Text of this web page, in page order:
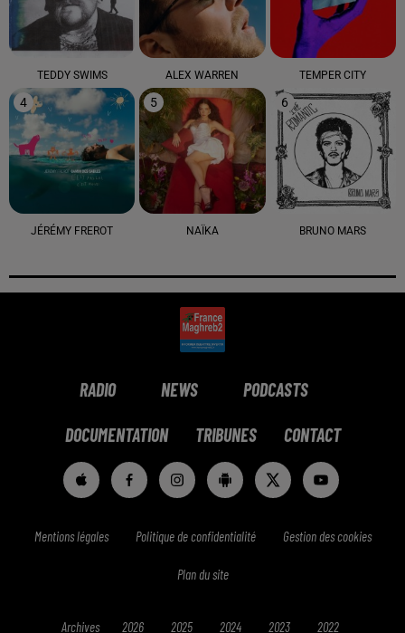
TEDDY SWIMS ALEX WARREN TEMPER CITY
4
JÉRÉMY FREROT
5
NAÏKA
6
BRUNO MARS
RADIO NEWS PODCASTS
DOCUMENTATION TRIBUNES CONTACT
Mentions légales Politique de confidentialité Gestion des cookies
Plan du site
Archives 2026 2025 2024 2023 2022